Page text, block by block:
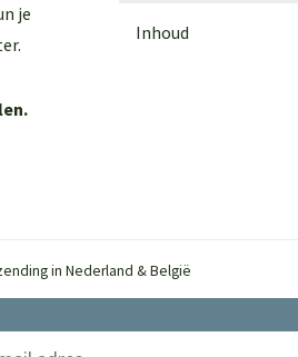
je
Inhoud
in Nederland & België